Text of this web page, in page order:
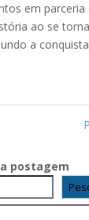
em
ao se
a
postagem